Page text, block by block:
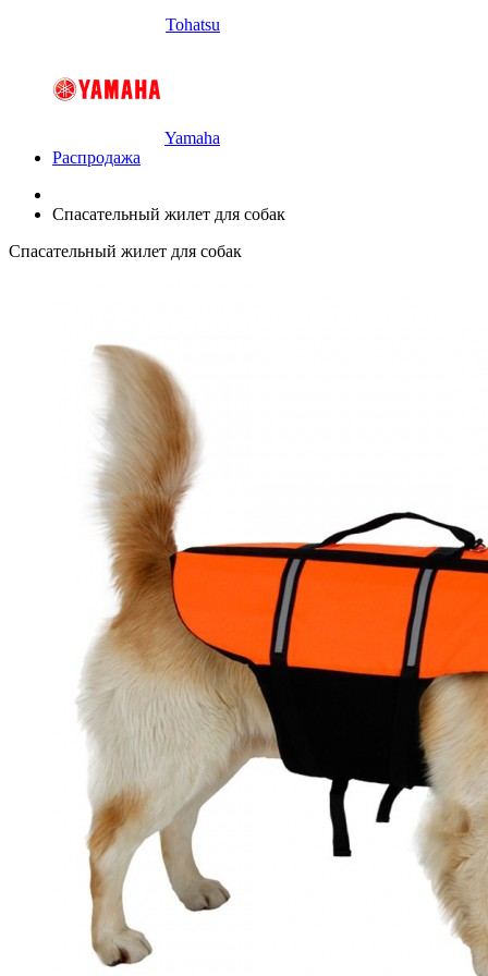
Tohatsu
Yamaha
Распродажа
Спасательный жилет для собак
Спасательный жилет для собак